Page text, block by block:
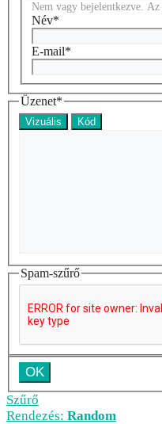
Nem vagy bejelentkezve.
Név*
E-mail*
Üzenet*
Vizuális Kód
Spam-szűrő
Szűrő
Rendezés: Random